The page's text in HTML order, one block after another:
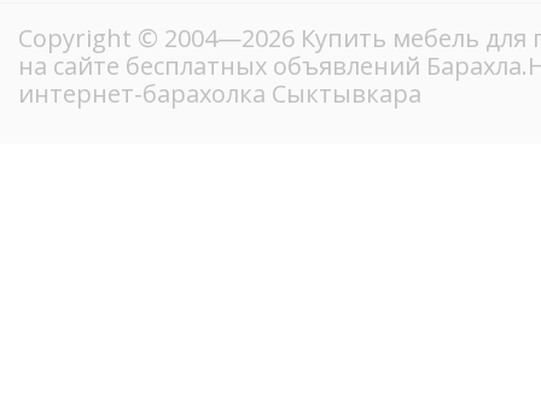
Copyright © 2004—2026 Купить мебель для
на сайте бесплатных объявлений
интернет-барахолка Сыктывкара